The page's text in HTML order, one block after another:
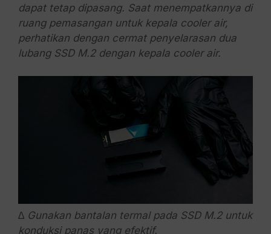
dapat tetap dipasang. Saat menempatkannya di
ruang pemasangan untuk kepala cooler air,
perhatikan dengan cermat penyelarasan dua
lubang SSD M.2 dengan kepala cooler air.
∆ Gunakan bantalan termal pada SSD M.2 untuk
konduksi panas yang efektif.